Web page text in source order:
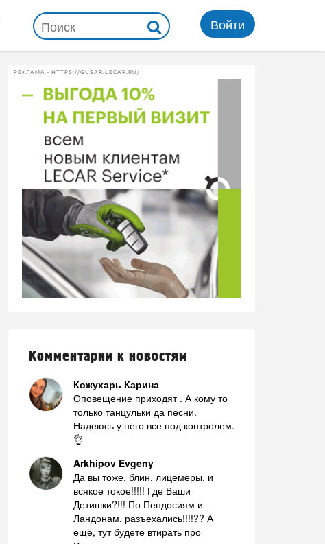
Войти
РЕКЛАМА • HTTPS://GUSAR.LECAR.RU/
Комментарии к новостям
Кожухарь Карина
Оповещение приходят . А кому то
только танцульки да песни.
Надеюсь у него все под контролем.
👌
Arkhipov Evgeny
Да вы тоже, блин, лицемеры, и
всякое токое!!!!! Где Ваши
Детишки?!!! По Пендосиям и
Ландонам, разъехались!!!!?? А
ещё, тут будете втирать про